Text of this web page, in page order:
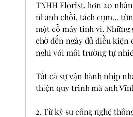
TNHH Florist, hơn 20
nhanh chồi, tách cụm…
một cỗ máy tinh vi. Những
chờ đến ngày đủ điều
nghi với môi trường tự
Tất cả sự vận hành nhịp
thiện quy trình mà anh
2. Từ kỹ sư công nghệ